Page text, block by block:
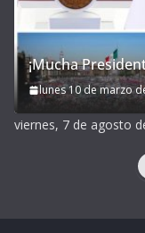
¡Mucha
lunes 10 de marzo
viernes, 7 de agosto